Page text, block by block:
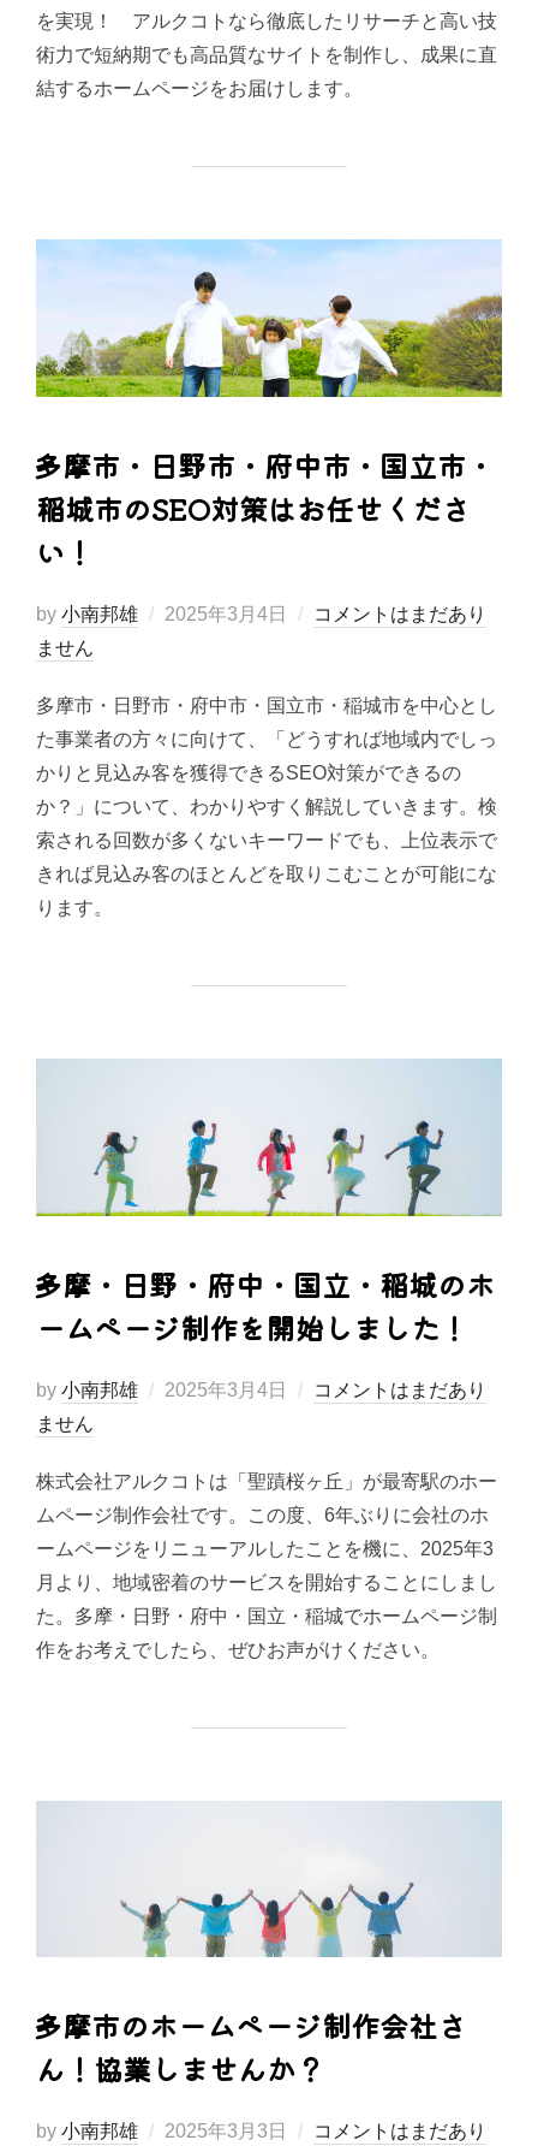
を実現！ アルクコトなら徹底したリサーチと高い技
術力で短納期でも高品質なサイトを制作し、成果に直
結するホームページをお届けします。
多摩市・日野市・府中市・国立市・
稲城市のSEO対策はお任せくださ
い！
by 小南邦雄
投
2025年3月4日
コメントはまだあり
ません
多摩市・日野市・府中市・国立市・稲城市を中心とし
た事業者の方々に向けて、「どうすれば地域内でしっ
かりと見込み客を獲得できるSEO対策ができるの
か？」について、わかりやすく解説していきます。検
索される回数が多くないキーワードでも、上位表示で
きれば見込み客のほとんどを取りこむことが可能にな
ります。
多摩・日野・府中・国立・稲城のホ
ームページ制作を開始しました！
by 小南邦雄
投
2025年3月4日
コメントはまだあり
ません
株式会社アルクコトは「聖蹟桜ヶ丘」が最寄駅のホー
ムページ制作会社です。この度、6年ぶりに会社のホ
ームページをリニューアルしたことを機に、2025年3
月より、地域密着のサービスを開始することにしまし
た。多摩・日野・府中・国立・稲城でホームページ制
作をお考えでしたら、ぜひお声がけください。
多摩市のホームページ制作会社さ
ん！協業しませんか？
by 小南邦雄 投
2025年3月3日 コメントはまだあり